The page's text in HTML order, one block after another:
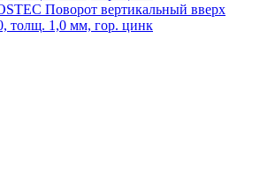
Поворот вертикальный вверх
толщ. 1,0 мм, гор. цинк